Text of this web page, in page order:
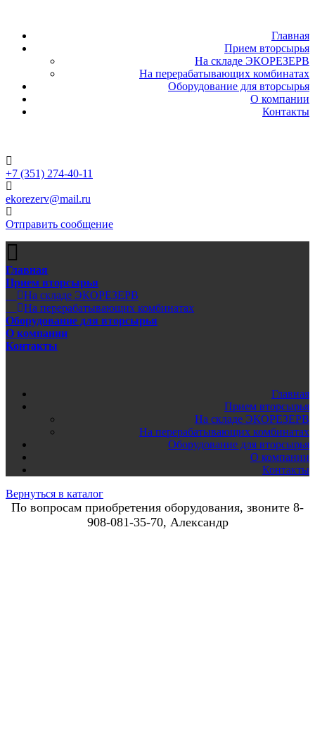
Главная
Прием вторсырья
На складе ЭКОРЕЗЕРВ
На перерабатывающих комбинатах
Оборудование для вторсырья
О компании
Контакты
+7 (351) 274-40-11
ekorezerv@mail.ru
Отправить сообщение
Главная
Прием вторсырья
На складе ЭКОРЕЗЕРВ
На перерабатывающих комбинатах
Оборудование для вторсырья
О компании
Контакты
Главная
Прием вторсырья
На складе ЭКОРЕЗЕРВ
На перерабатывающих комбинатах
Оборудование для вторсырья
О компании
Контакты
Вернуться в каталог
По вопросам приобретения оборудования, звоните 8-
908-081-35-70, Александр